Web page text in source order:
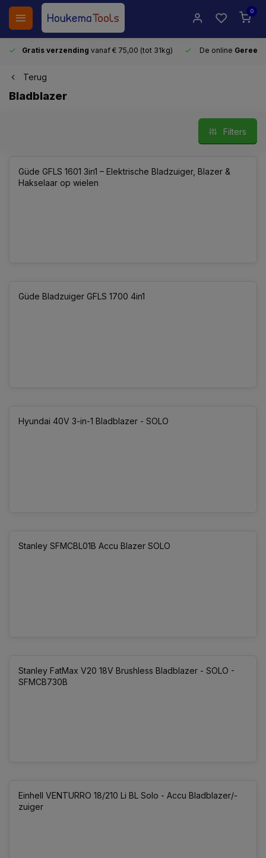
0
Gratis verzending vanaf € 75,00 (tot 31kg) De online
Terug
Bladblazer
Filters
Güde GFLS 1601 3in1 – Elektrische Bladzuiger, Blazer &
Hakselaar op wielen
Güde Bladzuiger GFLS 1700 4in1
Hyundai 40V 3-in-1 Bladblazer - SOLO
Stanley SFMCBL01B Accu Blazer SOLO
Stanley FatMax V20 18V Brushless Bladblazer - SOLO -
SFMCB730B
Einhell VENTURRO 18/210 Li BL Solo - Accu Bladblazer/-
zuiger